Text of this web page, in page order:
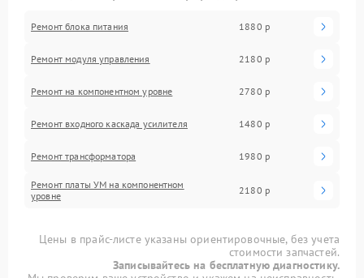
Ремонт блока питания 1880 р
Ремонт модуля управления 2180 р
Ремонт на компонентном уровне 2780 р
Ремонт входного каскада усилителя 1480 р
Ремонт трансформатора 1980 р
Ремонт платы УМ на компонентном
уровне
2180 р
Цены в прайс-листе указаны ориентировочные, без учета
стоимости запчастей.
Записывайтесь на бесплатную диагностику.